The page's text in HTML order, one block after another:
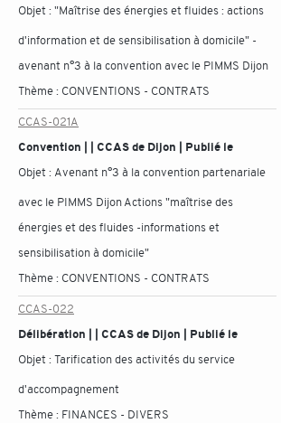
Objet :"Maîtrise des énergies et fluides : actions
d'information et de sensibilisation à domicile" -
avenant n°3 à la convention avec le PIMMS Dijon
Thème : CONVENTIONS - CONTRATS
CCAS-021A
Convention | | CCAS de Dijon | Publié le
Objet : Avenant n°3 à la convention partenariale
avec le PIMMS Dijon Actions "maîtrise des
énergies et des fluides -informations et
sensibilisation à domicile"
Thème : CONVENTIONS - CONTRATS
CCAS-022
Délibération | | CCAS de Dijon | Publié le
Objet :Tarification des activités du service
d'accompagnement
Thème : FINANCES - DIVERS